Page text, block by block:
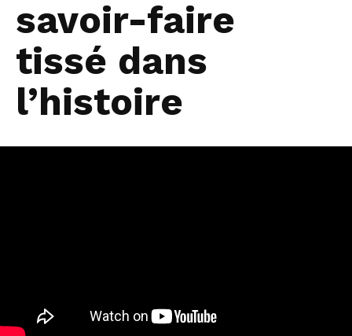
savoir-faire
tissé dans
l’histoire